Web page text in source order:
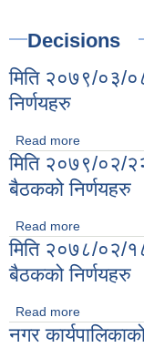
Decisions
मिति २०७९/०३/
निर्णयहरु
Read more
मिति २०७९/०२/
बैठकको निर्णयहरु
Read more
निर्णयहरु
मिति २०७८/०२/
बैठकको निर्णयहरु
Read more
निर्णयहरु
नगर